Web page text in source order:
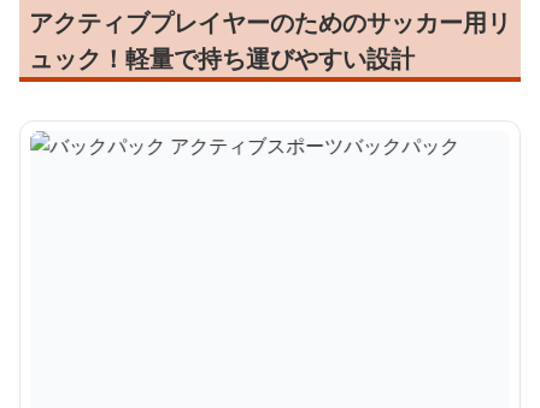
アクティブプレイヤーのためのサッカー用リ
ュック！軽量で持ち運びやすい設計